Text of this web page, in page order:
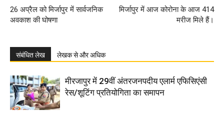
26 अप्रैल को मिर्जापुर में सार्वजनिक
अवकाश की घोषणा
मिर्जापुर में आज कोरोना के आज 414
मरीज मिले हैं।
संबंधित लेख लेखक से और अधिक
मीरजापुर में 29वीं अंतरजनपदीय एलार्म एफिसिएंसी
रेस/शूटिंग प्रतियोगिता का समापन